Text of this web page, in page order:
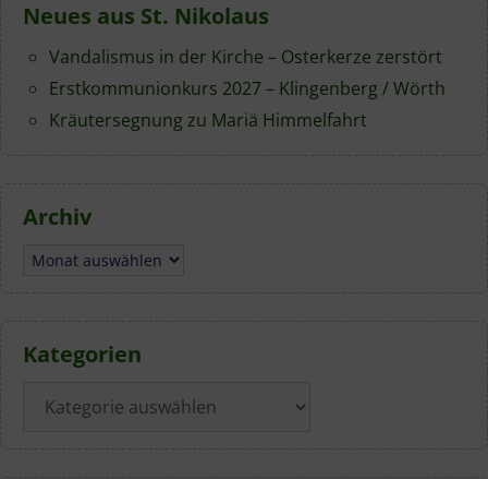
Neues aus St. Nikolaus
Vandalismus in der Kirche – Osterkerze zerstört
Erstkommunionkurs 2027 – Klingenberg / Wörth
Kräutersegnung zu Mariä Himmelfahrt
Archiv
Archiv
Kategorien